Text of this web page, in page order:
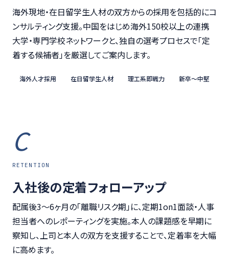
海外現地・在日留学生人材の双方からの採用を包括的にコ
ンサルティング支援。中国をはじめ海外150校以上の連携
大学・専門学校ネットワークと、独自の選考プロセスで「定
着する候補者」を厳選してご案内します。
海外人才採用 在日留学生人材 理工系即戦力 新卒〜中堅
C
RETENTION
入社後の定着フォローアップ
配属後3〜6ヶ月の「離職リスク期」に、定期1on1面談・人事
担当者へのレポーティングを実施。本人の課題感を早期に
察知し、上司と本人の双方を支援することで、定着率を大幅
に高めます。